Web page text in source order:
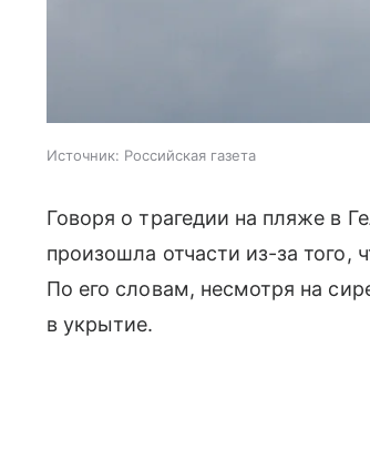
Источник: Российская газета
Говоря о трагедии на пляже в
произошла отчасти из-за того,
По его словам, несмотря на
в укрытие.